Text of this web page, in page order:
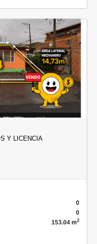
Y LICENCIA
0
0
153.04 m2